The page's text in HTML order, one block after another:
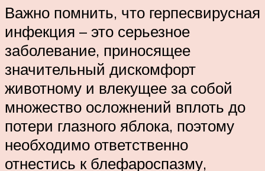
Важно помнить, что герпесвирусная
инфекция – это серьезное
заболевание, приносящее
значительный дискомфорт
животному и влекущее за собой
множество осложнений вплоть до
потери глазного яблока, поэтому
необходимо ответственно
отнестись к блефароспазму,